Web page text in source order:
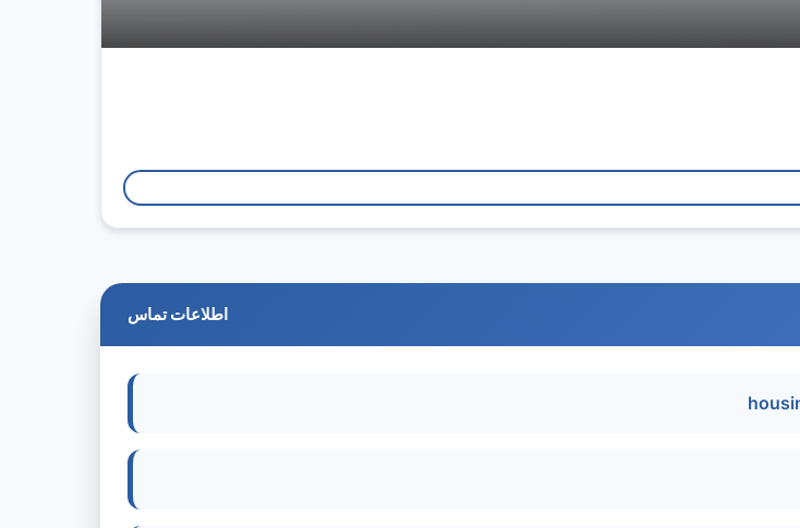
اطلاعات تماس